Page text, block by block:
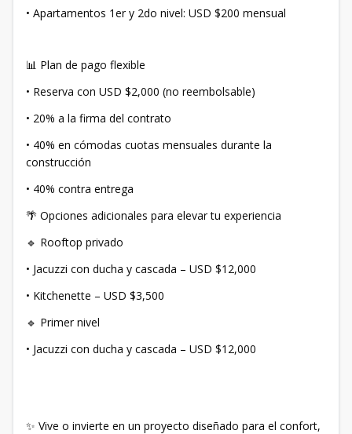
• Apartamentos 1er y 2do nivel: USD $200 mensual
📊 Plan de pago flexible
• Reserva con USD $2,000 (no reembolsable)
• 20% a la firma del contrato
• 40% en cómodas cuotas mensuales durante la
construcción
• 40% contra entrega
🌴 Opciones adicionales para elevar tu experiencia
🔹 Rooftop privado
• Jacuzzi con ducha y cascada – USD $12,000
• Kitchenette – USD $3,500
🔹 Primer nivel
• Jacuzzi con ducha y cascada – USD $12,000
✨ Vive o invierte en un proyecto diseñado para el confort,